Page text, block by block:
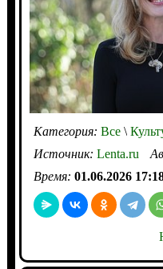
Категория: Все\
Источник: Lenta.ru
Время: 01.06.2026